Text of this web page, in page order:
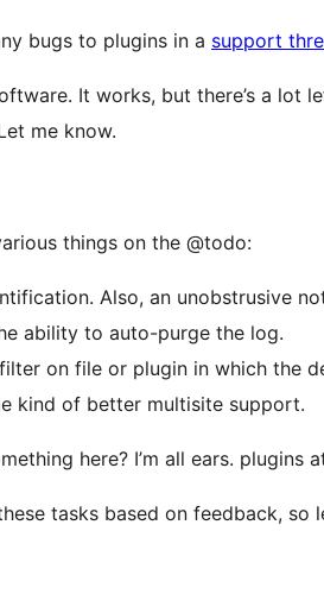
bugs to plugins in a support
It works, but there’s a lot
me know.
things on the @todo:
Also, an unobstrusive
ability to auto-purge the log.
on file or plugin in which the
kind of better multisite support.
here? I’m all ears. plugins
tasks based on feedback, so